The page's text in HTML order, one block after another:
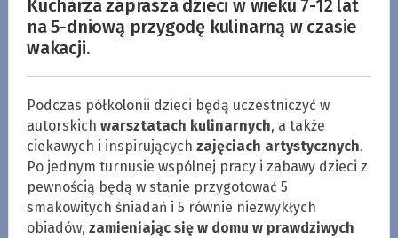
Kucharza zaprasza dzieci w wieku 7-12 lat
na 5-dniową przygodę kulinarną w czasie
wakacji.
Podczas półkolonii dzieci będą uczestniczyć w
autorskich warsztatach kulinarnych, a także
ciekawych i inspirujących zajęciach artystycznych.
Po jednym turnusie wspólnej pracy i zabawy dzieci z
pewnością będą w stanie przygotować 5
smakowitych śniadań i 5 równie niezwykłych
obiadów, zamieniając się w domu w prawdziwych